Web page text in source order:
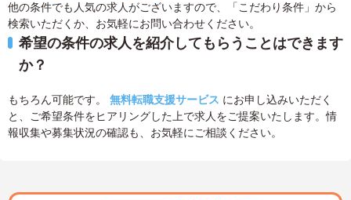
他の条件でも人気の求人がございますので、「こだわり条件」から
検索いただくか、お気軽にお問い合わせください。
希望の条件の求人を紹介してもらうことはできます
か？
もちろん可能です。 無料転職支援サービス にお申し込みいただく
と、ご希望条件をヒアリングした上で求人をご提案いたします。情
報収集や募集状況の確認も、お気軽にご相談ください。